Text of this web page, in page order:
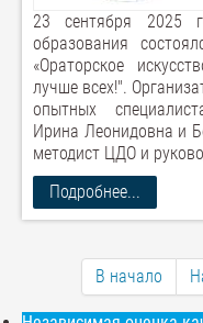
23 сентября 2025
образования
«Ораторское
лучше всех!".
опытных
Ирина Леонидовна и
методист ЦДО и
Подробнее...
В начало